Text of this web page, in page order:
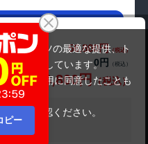
56,800円
0円
56,800円
せん
ら
コンテンツの最適な提供、ト
を使用しています。
の利用に同意したことも
をご確認ください。